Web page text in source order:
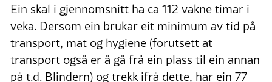
Ein skal i gjennomsnitt ha ca 112 vakne timar i
veka. Dersom ein brukar eit minimum av tid på
transport, mat og hygiene (forutsett at
transport også er å gå frå ein plass til ein annan
på t.d. Blindern) og trekk ifrå dette, har ein 77